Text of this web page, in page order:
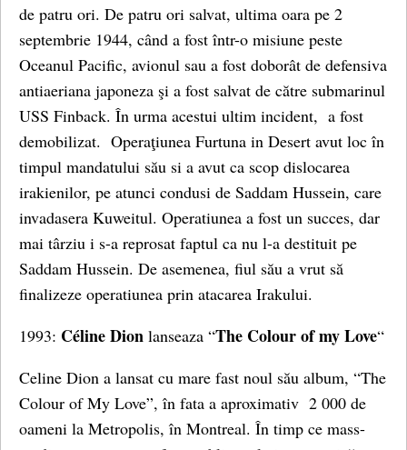
de patru ori. De patru ori salvat, ultima oara pe 2
septembrie 1944, când a fost într-o misiune peste
Oceanul Pacific, avionul sau a fost doborât de defensiva
antiaeriana japoneza şi a fost salvat de către submarinul
USS Finback. În urma acestui ultim incident, a fost
demobilizat. Operaţiunea Furtuna in Desert avut loc în
timpul mandatului său si a avut ca scop dislocarea
irakienilor, pe atunci condusi de Saddam Hussein, care
invadasera Kuweitul. Operatiunea a fost un succes, dar
mai târziu i s-a reprosat faptul ca nu l-a destituit pe
Saddam Hussein. De asemenea, fiul său a vrut să
finalizeze operatiunea prin atacarea Irakului.
1993: Céline Dion lanseaza “The Colour of my Love“
Celine Dion a lansat cu mare fast noul său album, “The
Colour of My Love”, în fata a aproximativ 2 000 de
oameni la Metropolis, în Montreal. În timp ce mass-